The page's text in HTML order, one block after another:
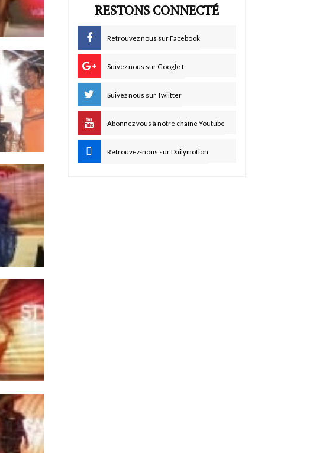
RESTONS CONNECTÉ
Retrouvez nous sur Facebook
Suivez nous sur Google+
Suivez nous sur Twiitter
Abonnez vous à notre chaine Youtube
Retrouvez-nous sur Dailymotion